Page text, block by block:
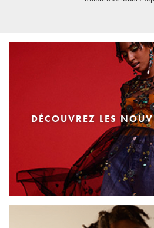
DÉCOUVREZ LES